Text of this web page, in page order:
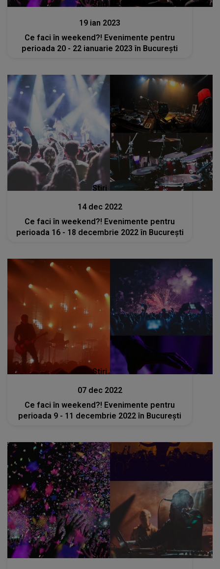
Stiri
19 ian 2023
Ce faci în weekend?! Evenimente pentru
perioada 20 - 22 ianuarie 2023 în București
Stiri
14 dec 2022
Ce faci în weekend?! Evenimente pentru
perioada 16 - 18 decembrie 2022 în București
Stiri
07 dec 2022
Ce faci în weekend?! Evenimente pentru
perioada 9 - 11 decembrie 2022 în București
Stiri